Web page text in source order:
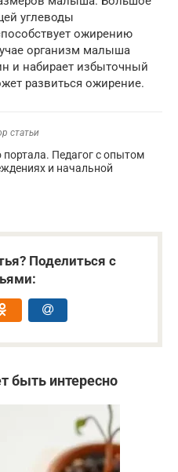
углеводы
ожирению
организм малыша
и набирает избыточный
развиться ожирение.
статьи
портала. Педагог с опытом
и начальной
Поделиться с
быть интересно